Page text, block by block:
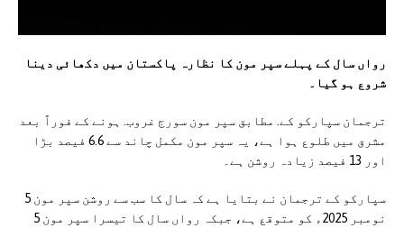
رواں سال کے پہلے سپر مون کا نظارہ پاکستان میں دکھائی دینا
شروع ہو گیا۔
ترجمان سپارکو کے. مطابق سپر مون سورج غروب. ہونے کے فوراً بعد
مشرق میں طلوع ہوا ہے، یہ سپر مون مکمل چاند سے 6.6 فیصد بڑا
اور 13 فیصد زیادہ روشن ہے۔
سپارکو کے ترجمان نے بتایا ہے کہ سال کا سب سے روشن سپر مون 5
نومبر 2025ء کو متوقع ہے، جبکہ رواں سال کا تیسرا سپر مون 5